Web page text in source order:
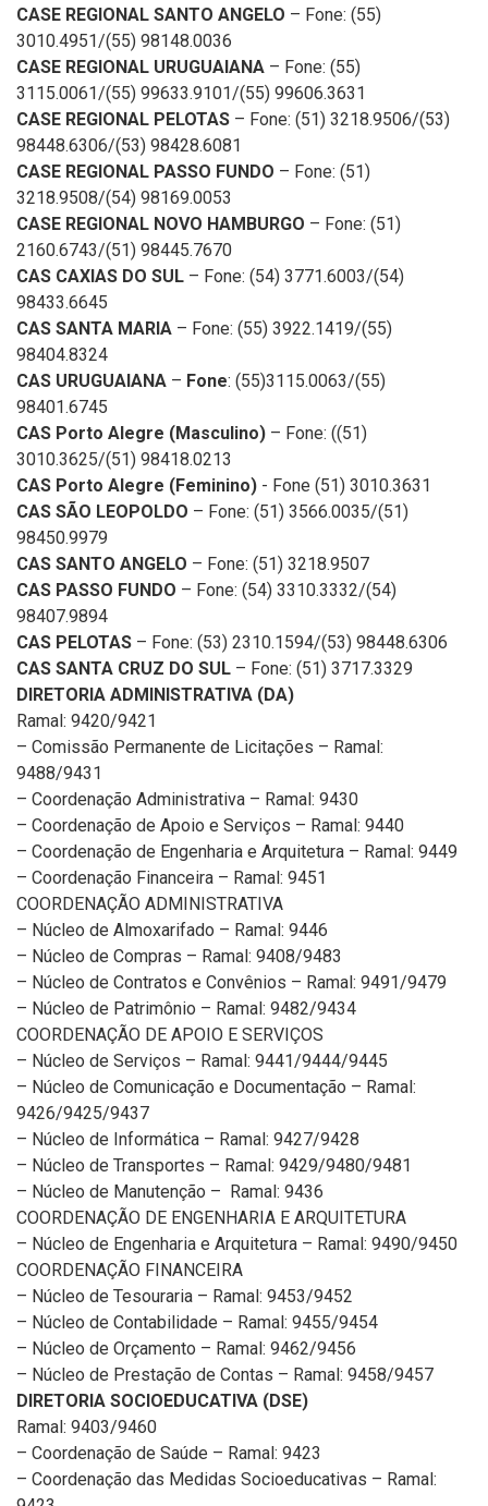
CASE REGIONAL SANTO ANGELO – Fone: (55)
3010.4951/(55) 98148.0036
CASE REGIONAL URUGUAIANA – Fone: (55)
3115.0061/(55) 99633.9101/(55) 99606.3631
CASE REGIONAL PELOTAS – Fone: (51) 3218.9506/(53)
98448.6306/(53) 98428.6081
CASE REGIONAL PASSO FUNDO – Fone: (51)
3218.9508/(54) 98169.0053
CASE REGIONAL NOVO HAMBURGO – Fone: (51)
2160.6743/(51) 98445.7670
CAS CAXIAS DO SUL – Fone: (54) 3771.6003/(54)
98433.6645
CAS SANTA MARIA – Fone: (55) 3922.1419/(55)
98404.8324
CAS URUGUAIANA – Fone: (55)3115.0063/(55)
98401.6745
CAS Porto Alegre (Masculino) – Fone: ((51)
3010.3625/(51) 98418.0213
CAS Porto Alegre (Feminino) - Fone (51) 3010.3631
CAS SÃO LEOPOLDO – Fone: (51) 3566.0035/(51)
98450.9979
CAS SANTO ANGELO – Fone: (51) 3218.9507
CAS PASSO FUNDO – Fone: (54) 3310.3332/(54)
98407.9894
CAS PELOTAS – Fone: (53) 2310.1594/(53) 98448.6306
CAS SANTA CRUZ DO SUL – Fone: (51) 3717.3329
DIRETORIA ADMINISTRATIVA (DA)
Ramal: 9420/9421
– Comissão Permanente de Licitações – Ramal:
9488/9431
– Coordenação Administrativa – Ramal: 9430
– Coordenação de Apoio e Serviços – Ramal: 9440
– Coordenação de Engenharia e Arquitetura – Ramal: 9449
– Coordenação Financeira – Ramal: 9451
COORDENAÇÃO ADMINISTRATIVA
– Núcleo de Almoxarifado – Ramal: 9446
– Núcleo de Compras – Ramal: 9408/9483
– Núcleo de Contratos e Convênios – Ramal: 9491/9479
– Núcleo de Patrimônio – Ramal: 9482/9434
COORDENAÇÃO DE APOIO E SERVIÇOS
– Núcleo de Serviços – Ramal: 9441/9444/9445
– Núcleo de Comunicação e Documentação – Ramal:
9426/9425/9437
– Núcleo de Informática – Ramal: 9427/9428
– Núcleo de Transportes – Ramal: 9429/9480/9481
– Núcleo de Manutenção – Ramal: 9436
COORDENAÇÃO DE ENGENHARIA E ARQUITETURA
– Núcleo de Engenharia e Arquitetura – Ramal: 9490/9450
COORDENAÇÃO FINANCEIRA
– Núcleo de Tesouraria – Ramal: 9453/9452
– Núcleo de Contabilidade – Ramal: 9455/9454
– Núcleo de Orçamento – Ramal: 9462/9456
– Núcleo de Prestação de Contas – Ramal: 9458/9457
DIRETORIA SOCIOEDUCATIVA (DSE)
Ramal: 9403/9460
– Coordenação de Saúde – Ramal: 9423
– Coordenação das Medidas Socioeducativas – Ramal: